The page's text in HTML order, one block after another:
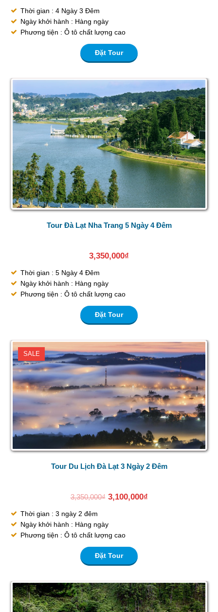
Thời gian : 4 Ngày 3 Đêm
Ngày khởi hành : Hàng ngày
Phương tiện : Ô tô chất lượng cao
Đặt Tour
Tour Đà Lạt Nha Trang 5 Ngày 4 Đêm
3,350,000₫
Thời gian : 5 Ngày 4 Đêm
Ngày khởi hành : Hàng ngày
Phương tiện : Ô tô chất lượng cao
Đặt Tour
SALE
Tour Du Lịch Đà Lạt 3 Ngày 2 Đêm
3,350,000₫ 3,100,000₫
Thời gian : 3 ngày 2 đêm
Ngày khởi hành : Hàng ngày
Phương tiện : Ô tô chất lượng cao
Đặt Tour